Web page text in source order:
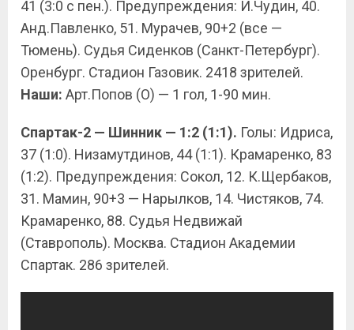
41 (3:0 с пен.). Предупреждения: И.Чудин, 40.
Анд.Павленко, 51. Мурачев, 90+2 (все —
Тюмень). Судья Сиденков (Санкт-Петербург).
Оренбург. Стадион Газовик. 2418 зрителей.
Наши: Арт.Попов (О) — 1 гол, 1-90 мин.
Спартак-2 — Шинник — 1:2 (1:1). Голы: Идриса,
37 (1:0). Низамутдинов, 44 (1:1). Крамаренко, 83
(1:2). Предупреждения: Сокол, 12. К.Щербаков,
31. Мамин, 90+3 — Нарылков, 14. Чистяков, 74.
Крамаренко, 88. Судья Недвижай
(Ставрополь). Москва. Стадион Академии
Спартак. 286 зрителей.